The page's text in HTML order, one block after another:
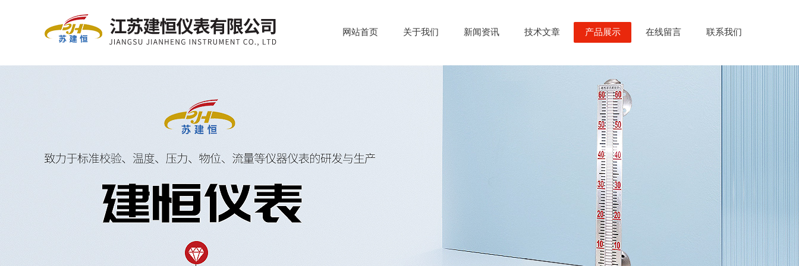
网站首页 关于我们 新闻资讯 技术文章 产品展示 在线留言 联系我们